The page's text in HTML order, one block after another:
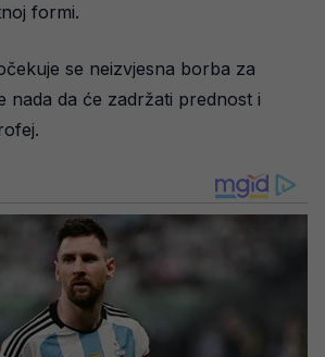
formi.
se neizvjesna borba za
nada da će zadržati prednost i